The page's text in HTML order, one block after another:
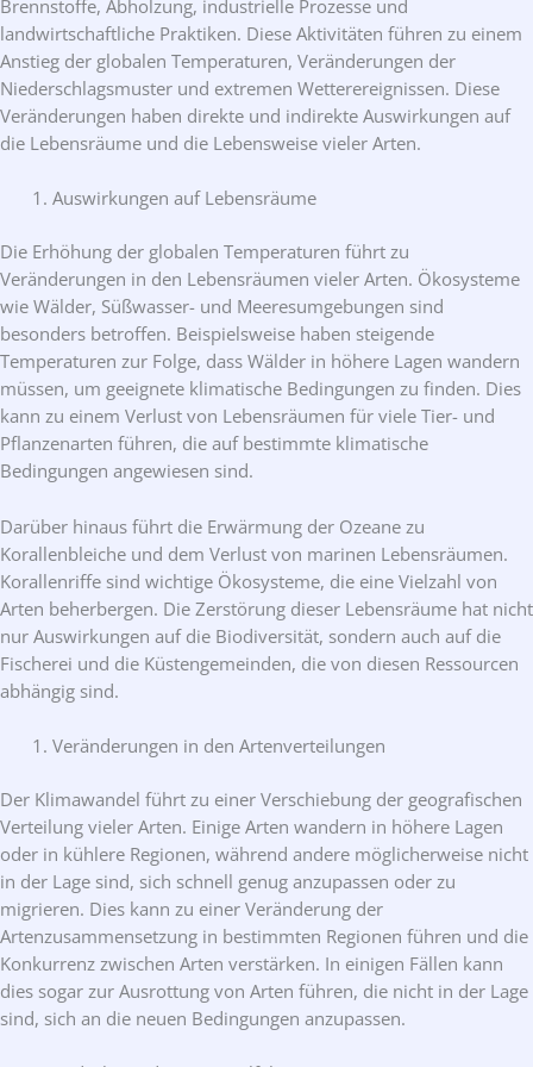
Brennstoffe, Abholzung, industrielle Prozesse und
landwirtschaftliche Praktiken. Diese Aktivitäten führen zu einem
Anstieg der globalen Temperaturen, Veränderungen der
Niederschlagsmuster und extremen Wetterereignissen. Diese
Veränderungen haben direkte und indirekte Auswirkungen auf
die Lebensräume und die Lebensweise vieler Arten.
Auswirkungen auf Lebensräume
Die Erhöhung der globalen Temperaturen führt zu
Veränderungen in den Lebensräumen vieler Arten. Ökosysteme
wie Wälder, Süßwasser- und Meeresumgebungen sind
besonders betroffen. Beispielsweise haben steigende
Temperaturen zur Folge, dass Wälder in höhere Lagen wandern
müssen, um geeignete klimatische Bedingungen zu finden. Dies
kann zu einem Verlust von Lebensräumen für viele Tier- und
Pflanzenarten führen, die auf bestimmte klimatische
Bedingungen angewiesen sind.
Darüber hinaus führt die Erwärmung der Ozeane zu
Korallenbleiche und dem Verlust von marinen Lebensräumen.
Korallenriffe sind wichtige Ökosysteme, die eine Vielzahl von
Arten beherbergen. Die Zerstörung dieser Lebensräume hat nicht
nur Auswirkungen auf die Biodiversität, sondern auch auf die
Fischerei und die Küstengemeinden, die von diesen Ressourcen
abhängig sind.
Veränderungen in den Artenverteilungen
Der Klimawandel führt zu einer Verschiebung der geografischen
Verteilung vieler Arten. Einige Arten wandern in höhere Lagen
oder in kühlere Regionen, während andere möglicherweise nicht
in der Lage sind, sich schnell genug anzupassen oder zu
migrieren. Dies kann zu einer Veränderung der
Artenzusammensetzung in bestimmten Regionen führen und die
Konkurrenz zwischen Arten verstärken. In einigen Fällen kann
dies sogar zur Ausrottung von Arten führen, die nicht in der Lage
sind, sich an die neuen Bedingungen anzupassen.